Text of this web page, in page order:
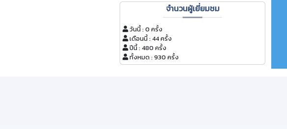
จำนวนผู้เยี่ยมชม
วันนี้ : 0 ครั้ง
เดือนนี้ : 44 ครั้ง
ปีนี้ : 480 ครั้ง
ทั้งหมด : 930 ครั้ง